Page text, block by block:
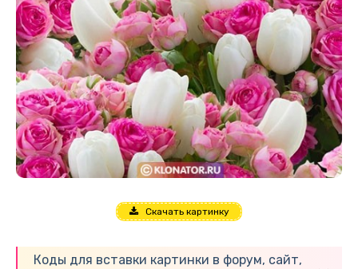
Скачать картинку
Коды для вставки картинки в форум, сайт,